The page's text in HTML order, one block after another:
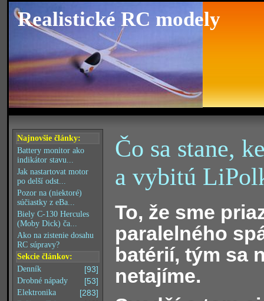
Realistické RC modely
Najnovšie články:
Battery monitor ako
indikátor stavu...
Jak nastartovat motor
po delší odst...
Pozor na (niektoré)
súčiastky z eBa...
Biely C-130 Hercules
(Moby Dick) ča...
Ako na zistenie dosahu
RC súpravy?
Sekcie článkov:
[93]
Denník
[53]
Drobné nápady
[283]
Elektronika
Čo sa stane,
a vybitú
To, že sme
paralelného
batérií, tým sa
netajíme.